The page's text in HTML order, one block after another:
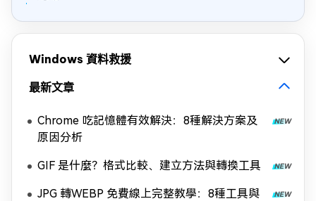
Windows 資料救援
最新文章
Chrome 吃記憶體有效解決：8種解決方案及
原因分析
GIF 是什麼？格式比較、建立方法與轉換工具
JPG 轉WEBP 免費線上完整教學：8種工具與